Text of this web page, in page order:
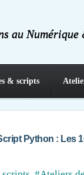
au
& scripts
Python : Les